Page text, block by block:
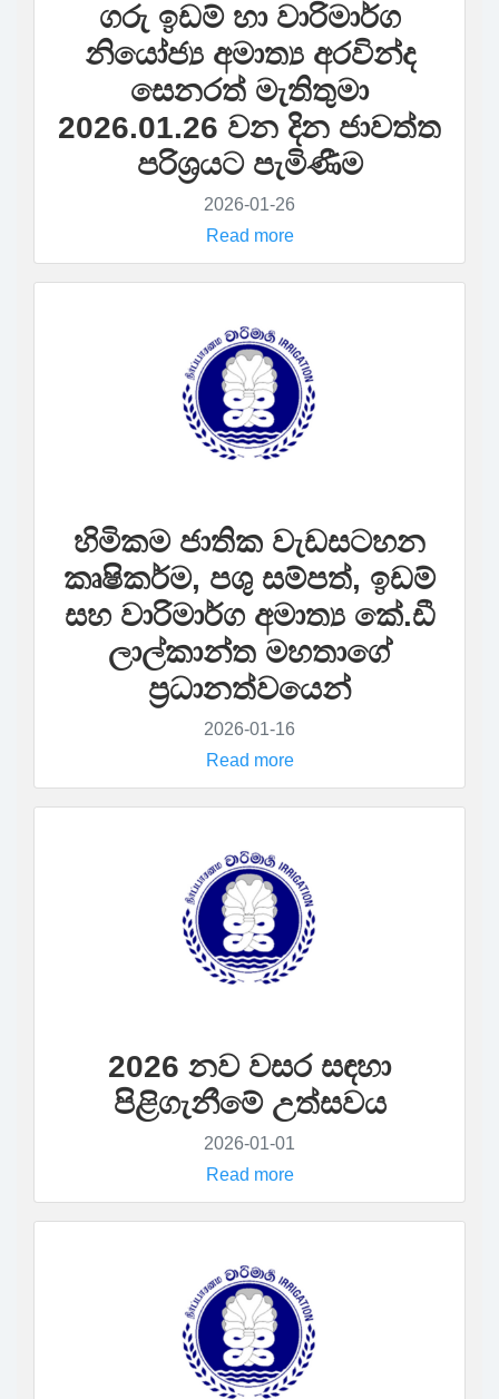
ගරු ඉඩම් හා වාරිමාර්ග
නියෝජ්‍ය අමාත‍්‍ය අරවින්ද
සෙනරත් මැතිතුමා
2026.01.26 වන දින ජාවත්ත
පරිශ්‍රයට පැමිණීම
2026-01-26
Read more
හිමිකම ජාතික වැඩසටහන
කෘෂිකර්ම, පශු සම්පත්, ඉඩම්
සහ වාරිමාර්ග අමාත්‍ය කේ.ඩී
ලාල්කාන්ත මහතාගේ
ප්‍රධානත්වයෙන්
2026-01-16
Read more
2026 නව වසර සඳහා
පිළිගැනීමේ උත්සවය
2026-01-01
Read more